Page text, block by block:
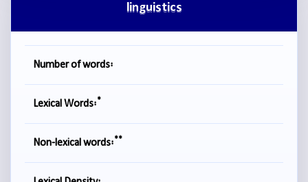
linguistics
Number of words:
Lexical Words:*
Non-lexical words:**